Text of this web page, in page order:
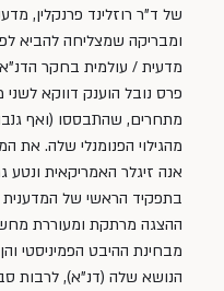
של ד"ר רוזלינד פרנקלין,
ומבריקה שמצליחה להביא
מדעית / עולמית בחקר
פרס נובל הוענק דווקא לשני
מתחרים, שהתבססו (ואף
מהגילוי הפנומנלי שלה. את
אנה זיגלר האמריקאית ונטע
בתפקיד הראשי של המדענית
ההצגה מרתקת ומעוררת
מבחינת ההיבט הפמיניסטי
הנושא שלה (דנ"א), לרבות